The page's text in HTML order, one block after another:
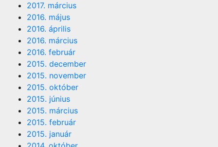
2017. március
2016. május
2016. április
2016. március
2016. február
2015. december
2015. november
2015. október
2015. június
2015. március
2015. február
2015. január